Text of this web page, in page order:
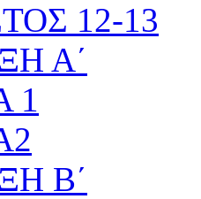
12-13
Α΄
1
Β΄